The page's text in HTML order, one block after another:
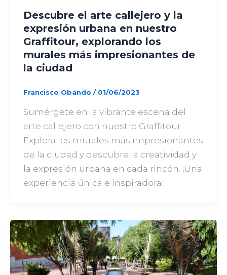
Descubre el arte callejero y la
expresión urbana en nuestro
Graffitour, explorando los
murales más impresionantes de
la ciudad
Francisco Obando / 01/06/2023
Sumérgete en la vibrante escena del
arte callejero con nuestro Graffitour.
Explora los murales más impresionantes
de la ciudad y descubre la creatividad y
la expresión urbana en cada rincón. ¡Una
experiencia única e inspiradora!